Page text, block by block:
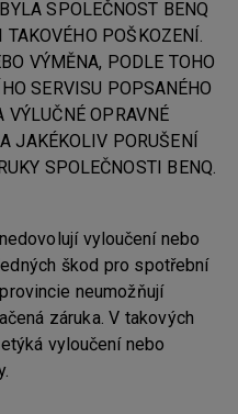
SPOLEČNOST BENQ
POŠKOZENÍ.
VÝMĚNA, PODLE TOHO
SERVISU POPSANÉHO
VÝLUČNÉ OPRAVNÉ
JAKÉKOLIV PORUŠENÍ
SPOLEČNOSTI BENQ.
vyloučení nebo
škod pro spotřební
neumožňují
záruka. V takových
vyloučení nebo